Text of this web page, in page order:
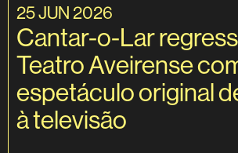
25 JUN 2026
Cantar-o-Lar
Teatro Aveirense
espetáculo original
à televisão